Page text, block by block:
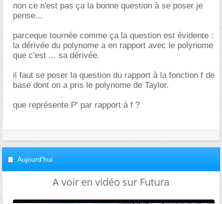
non ce n'est pas ça la bonne question à se poser je
pense...
parceque tournée comme ça la question est évidente :
la dérivée du polynome a en rapport avec le polynome
que c'est ... sa dérivée.
il faut se poser la question du rapport à la fonction f de
base dont on a pris le polynome de Taylor.
que représente P' par rapport à f ?
Aujourd'hui
A voir en vidéo sur Futura